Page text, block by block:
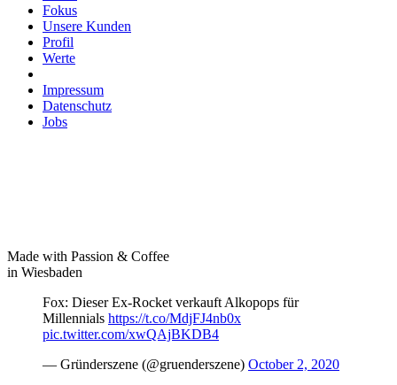
Fokus
Unsere Kunden
Profil
Werte
Impressum
Datenschutz
Jobs
Made with Passion & Coffee
in Wiesbaden
Fox: Dieser Ex-Rocket verkauft Alkopops für
Millennials https://t.co/MdjFJ4nb0x
pic.twitter.com/xwQAjBKDB4
— Gründerszene (@gruenderszene) October 2, 2020